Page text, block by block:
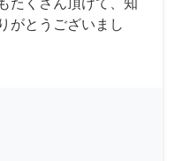
がとうございまし